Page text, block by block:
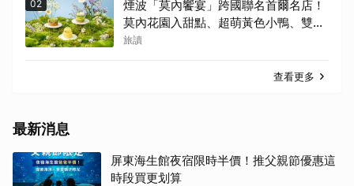
02
煙波「莫內饗宴」跨國聯名首爾名店！
莫內花園入甜點、超萌黃色小鴨、雙城
限定亮相
旅讀
查看更多
最新消息
屏東海生館夜宿限時半價！推父親節優惠這
時段買更划算